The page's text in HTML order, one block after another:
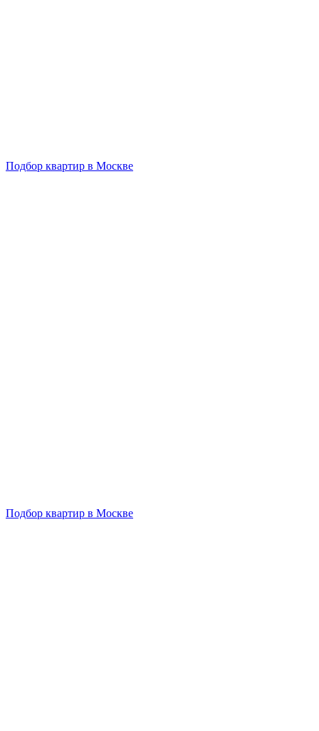
Подбор квартир в Москве
Подбор квартир в Москве